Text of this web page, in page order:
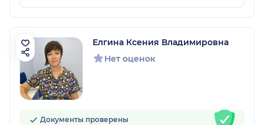
Елгина Ксения Владимировна
Нет оценок
Документы проверены